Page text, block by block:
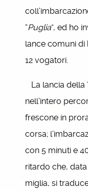
“Puglia”, ed ho
lance comuni di
12 vogatori.
La lancia della
nell’intero
frescone in
corsa;
con 5 minuti e
ritardo che,
miglia, si